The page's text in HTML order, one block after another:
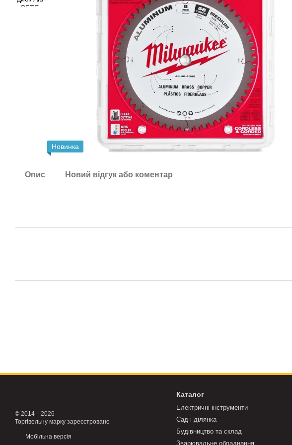
Новинка
Опис Новий відгук або коментар
© 2014—2026
Торгівельну марку зареєстровано
Мобільна версія
Каталог
Електричні інструменти
Сад і ділянка
Будівництво та склад
Зварювальне обладнання